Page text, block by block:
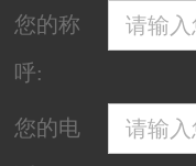
您的称
呼:
您的电